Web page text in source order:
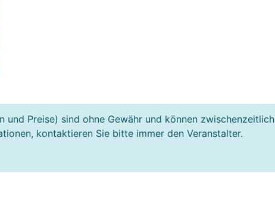
Preise) sind ohne Gewähr und können zwischenzeitlich
kontaktieren Sie bitte immer den Veranstalter.